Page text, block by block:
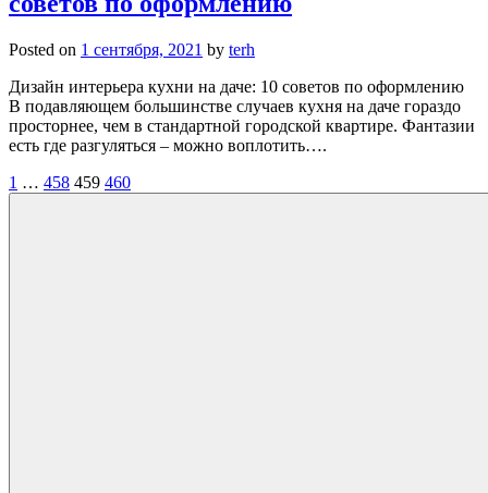
Posted on 1 сентября, 2021 by terh
Дизайн интерьера кухни на даче: 10 советов по оформлению
В подавляющем большинстве случаев кухня на даче гораздо
просторнее, чем в стандартной городской квартире. Фантазии
есть где разгуляться – можно воплотить….
Пагинация
1 … 458 459 460